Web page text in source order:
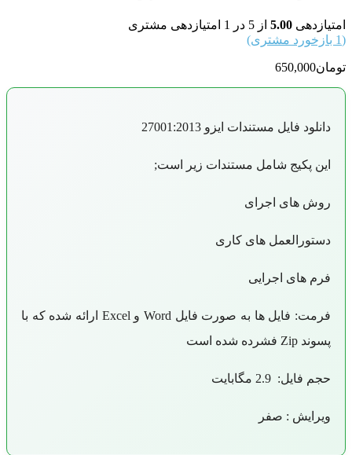
امتیازدهی 5.00 از 5 در 1 امتیازدهی مشتری
(
1 بازخورد مشتری)
تومان650,000
دانلود فایل مستندات ایزو 27001:2013
این پکیج شامل مستندات زیر است;
روش های اجرای
دستورالعمل های کاری
فرم های اجرایی
فرمت: فایل ها به صورت فایل Word و Excel ارائه شده که با
پسوند Zip فشرده شده است
حجم فایل: 2.9 مگابایت
ویرایش : صفر